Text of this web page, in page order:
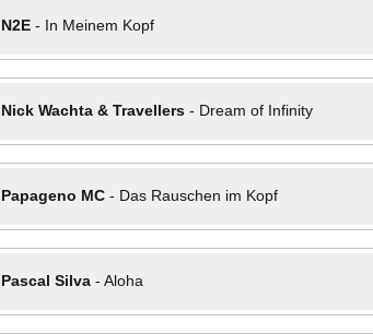
N2E- In Meinem Kopf
Nick Wachta & Travellers- Dream of Infinity
Papageno MC- Das Rauschen im Kopf
Pascal Silva- Aloha